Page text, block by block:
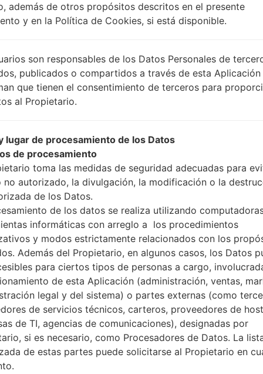
LGH635(LGH635)
Modelo y sus características
LGH635
LG G4 Stylus
Mayo, 2015
9.6 milímetros (0.38 pulgadas)
154.3 x 79.2 milímetros (6.07 x
163 gramos (5.75 onzas)
Android 5.0 (Lollipop),
Hardware
1.2 GHz Cortex-A53
además de otros propósitos descritos en el presente
y en la Política de Cookies, si está disponible.
son responsables de los Datos Personales de
publicados o compartidos a través de esta Aplicación
que tienen el consentimiento de terceros para
al Propietario.
lugar de procesamiento de los Datos
de procesamiento
toma las medidas de seguridad adecuadas para
no autorizado, la divulgación, la modificación o la
de los Datos.
de los datos se realiza utilizando
informáticas con arreglo a los procedimientos
y modos estrictamente relacionados con los
Además del Propietario, en algunos casos, los Datos
para ciertos tipos de personas a cargo,
de esta Aplicación (administración, ventas,
legal y del sistema) o partes externas (como
de servicios técnicos, carteros, proveedores de
de TI, agencias de comunicaciones), designadas por
si es necesario, como Procesadores de Datos. La
de estas partes puede solicitarse al Propietario en